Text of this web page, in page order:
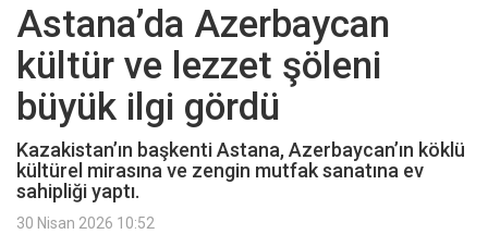
Astana’da Azerbaycan
kültür ve lezzet şöleni
büyük ilgi gördü
​​​​​​​Kazakistan’ın başkenti Astana, Azerbaycan’ın köklü
kültürel mirasına ve zengin mutfak sanatına ev
sahipliği yaptı.
30 Nisan 2026 10:52